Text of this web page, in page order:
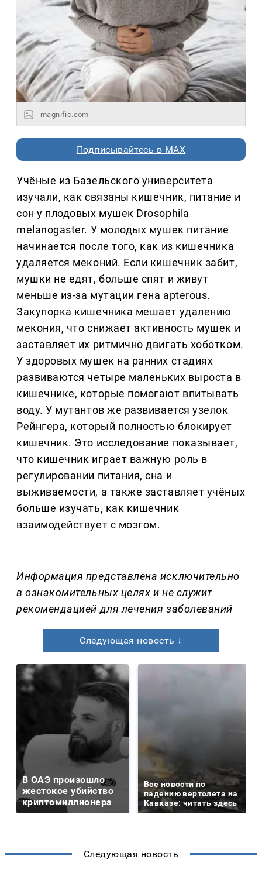
magnific.com
Подписывайтесь в MAX
Учёные из Базельского университета
изучали, как связаны кишечник, питание и
сон у плодовых мушек Drosophila
melanogaster. У молодых мушек питание
начинается после того, как из кишечника
удаляется меконий. Если кишечник забит,
мушки не едят, больше спят и живут
меньше из-за мутации гена apterous.
Закупорка кишечника мешает удалению
мекония, что снижает активность мушек и
заставляет их ритмично двигать хоботком.
У здоровых мушек на ранних стадиях
развиваются четыре маленьких выроста в
кишечнике, которые помогают впитывать
воду. У мутантов же развивается узелок
Рейнгера, который полностью блокирует
кишечник. Это исследование показывает,
что кишечник играет важную роль в
регулировании питания, сна и
выживаемости, а также заставляет учёных
больше изучать, как кишечник
взаимодействует с мозгом.
Информация представлена исключительно
в ознакомительных целях и не служит
рекомендацией для лечения заболеваний
Следующая новость ↓
В ОАЭ произошло
жестокое убийство
криптомиллионера
Все новости по
падению вертолета на
Кавказе: читать здесь
Следующая новость